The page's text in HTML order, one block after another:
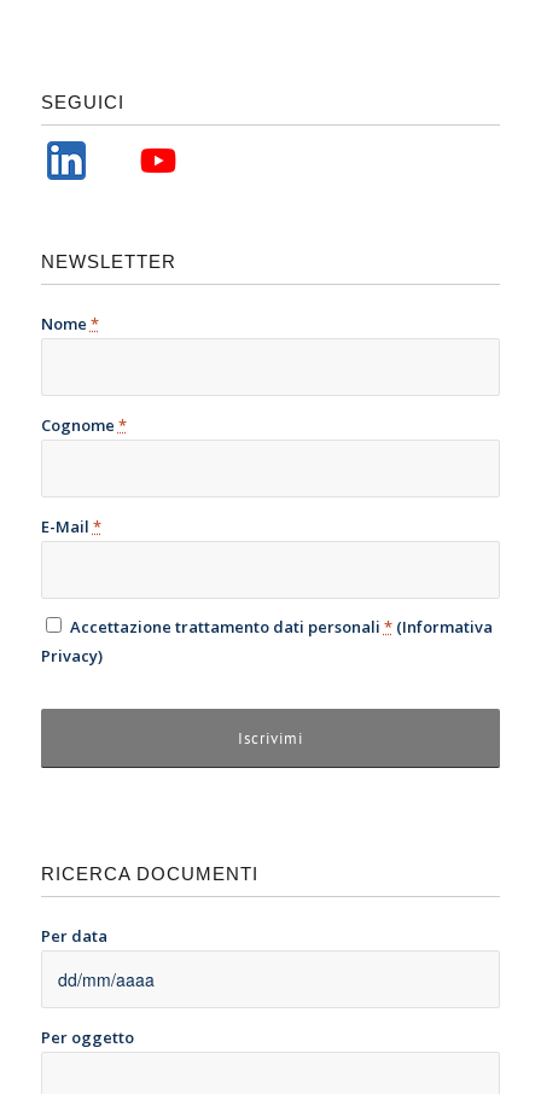
SEGUICI
NEWSLETTER
Nome *
Cognome *
E-Mail *
Accettazione trattamento dati personali *(Informativa
Privacy)
RICERCA DOCUMENTI
Per data
Per oggetto